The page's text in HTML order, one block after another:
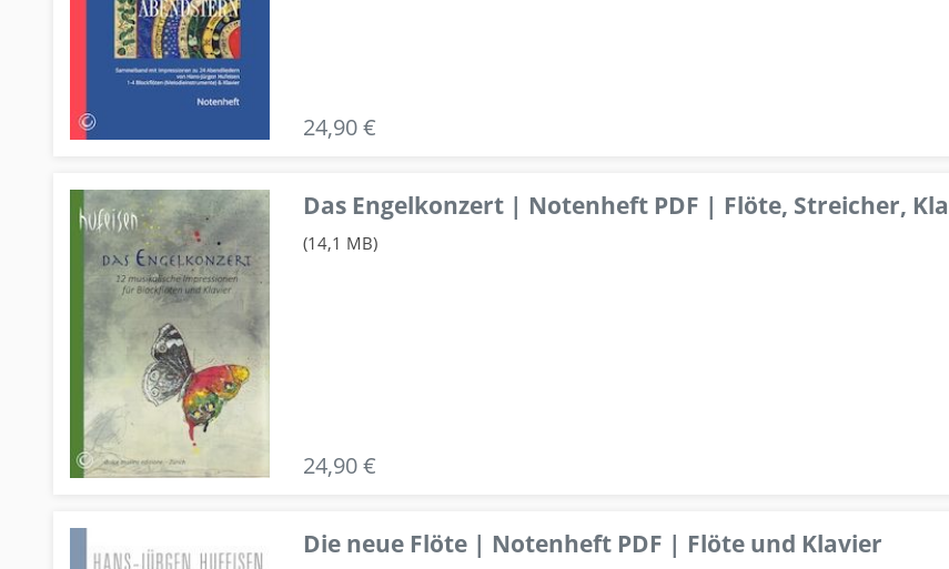
24,90 €
Das Engelkonzert | Notenheft PDF | Flöte, Streicher,
(14,1 MB)
24,90 €
Die neue Flöte | Notenheft PDF | Flöte und Klavier